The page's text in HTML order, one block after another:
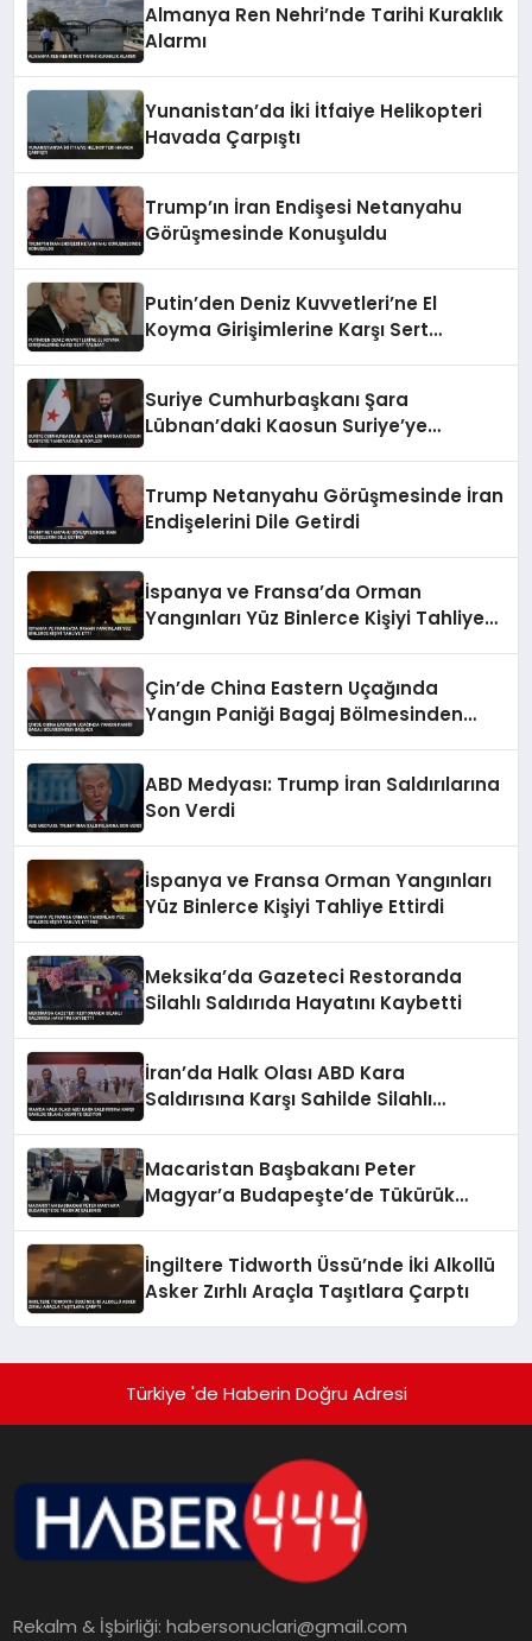
Almanya Ren Nehri’nde Tarihi Kuraklık
Alarmı
Yunanistan’da İki İtfaiye Helikopteri
Havada Çarpıştı
Trump’ın İran Endişesi Netanyahu
Görüşmesinde Konuşuldu
Putin’den Deniz Kuvvetleri’ne El
Koyma Girişimlerine Karşı Sert
Suriye Cumhurbaşkanı Şara
Lübnan’daki Kaosun Suriye’ye
Trump Netanyahu Görüşmesinde İran
Endişelerini Dile Getirdi
İspanya ve Fransa’da Orman
Yangınları Yüz Binlerce Kişiyi Tahliye
Çin’de China Eastern Uçağında
Yangın Paniği Bagaj Bölmesinden
ABD Medyası: Trump İran Saldırılarına
Son Verdi
İspanya ve Fransa Orman Yangınları
Yüz Binlerce Kişiyi Tahliye Ettirdi
Meksika’da Gazeteci Restoranda
Silahlı Saldırıda Hayatını Kaybetti
İran’da Halk Olası ABD Kara
Saldırısına Karşı Sahilde Silahlı
Macaristan Başbakanı Peter
Magyar’a Budapeşte’de Tükürük
İngiltere Tidworth Üssü’nde İki Alkollü
Asker Zırhlı Araçla Taşıtlara Çarptı
Türkiye 'de Haberin Doğru Adresi
Rekalm & İşbirliği:habersonuclari@gmail.com